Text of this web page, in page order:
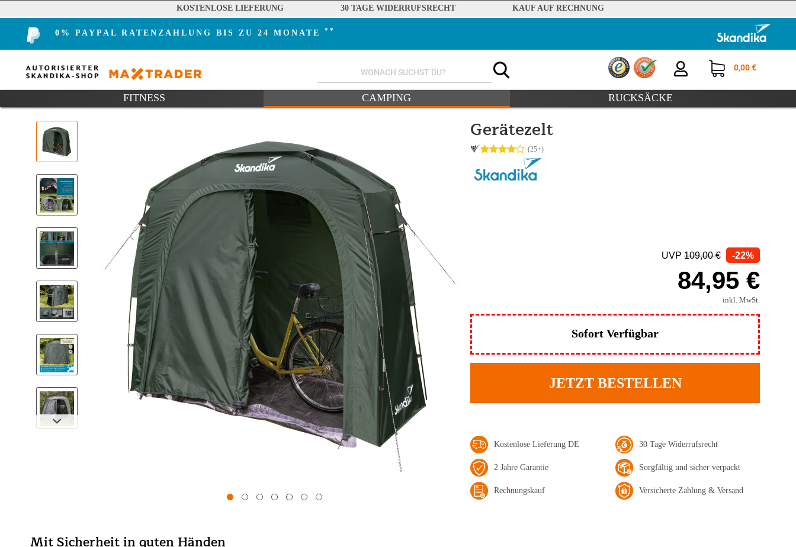
KOSTENLOSE LIEFERUNG 30 TAGE WIDERRUFSRECHT KAUF AUF RECHNUNG
0% PAYPAL RATENZAHLUNG BIS ZU 24 MONATE **
0,00 €
FITNESS CAMPING RUCKSÄCKE
Gerätezelt
UVP 109,00 € -22%
84,95 €
inkl. MwSt.
Sofort Verfügbar
JETZT BESTELLEN
Kostenlose Lieferung DE
2 Jahre Garantie
Rechnungskauf
30 Tage Widerrufsrecht
Sorgfältig und sicher verpackt
Versicherte Zahlung & Versand
Mit Sicherheit in guten Händen